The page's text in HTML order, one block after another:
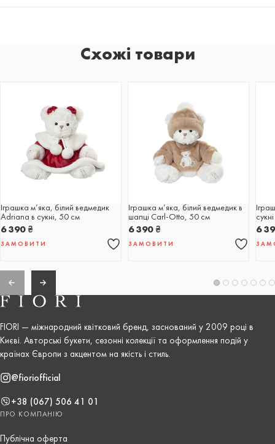
Схожі товари
Іграшка м’яка, білий ведмедик
Adriana в сукні, 50 см
6 390 ₴
ЗАМОВИТИ
Іграшка м’яка, білий ведмедик в
шапці Carl-Otto, 50 см
6 390 ₴
ЗАМОВИТИ
6
FIORI — міжнародний квітковий бренд, заснований у 2009 році в
Києві. Авторські букети, сезонні колекції та оформлення подій у
країнах Європи з акцентом на якість і стиль.
@fioriofficial
+38 (067) 506 41 01
ПРО КОМПАНІЮ
Публічна оферта